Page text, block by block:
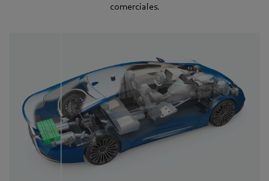
comerciales.